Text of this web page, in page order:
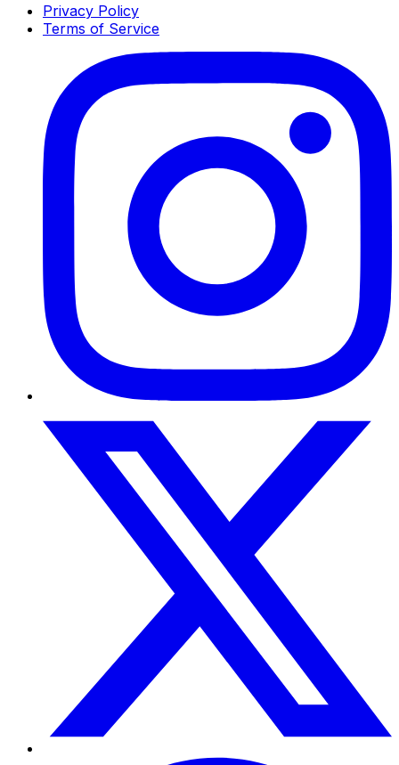
Privacy Policy
Terms of Service